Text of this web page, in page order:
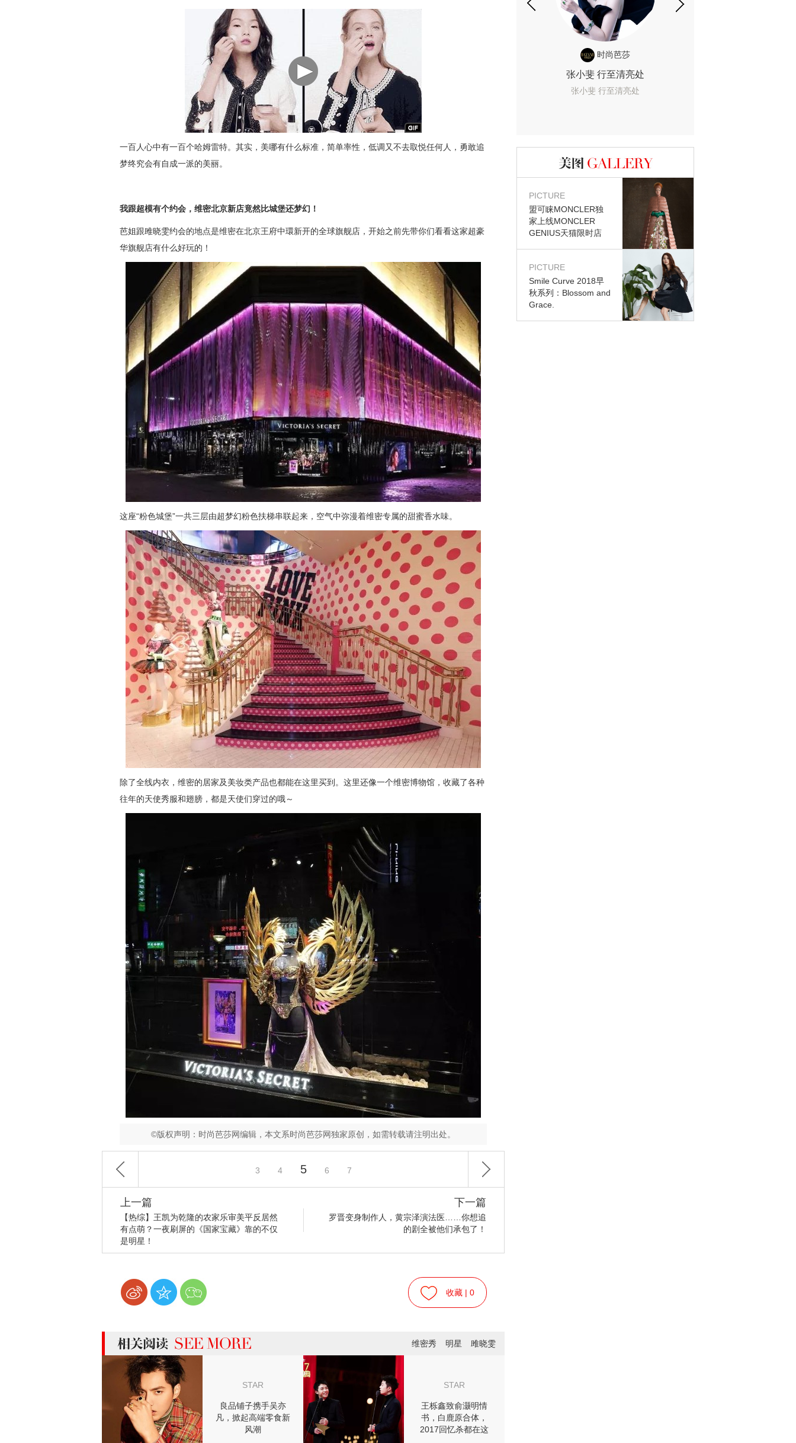
一百人心中有一百个哈姆雷特。其实，美哪有什么标准，简单率性，低调又不去取悦任何人，勇敢追
梦终究会有自成一派的美丽。
我跟超模有个约会，维密北京新店竟然比城堡还梦幻！
芭姐跟雎晓雯约会的地点是维密在北京王府中環新开的全球旗舰店，开始之前先带你们看看这家超豪
华旗舰店有什么好玩的！
这座“粉色城堡”一共三层由超梦幻粉色扶梯串联起来，空气中弥漫着维密专属的甜蜜香水味。
除了全线内衣，维密的居家及美妆类产品也都能在这里买到。这里还像一个维密博物馆，收藏了各种
往年的天使秀服和翅膀，都是天使们穿过的哦～
©版权声明：时尚芭莎网编辑，本文系时尚芭莎网独家原创，如需转载请注明出处。
3 4 5 6 7
上一篇
【热综】王凯为乾隆的农家乐审美平反居然
有点萌？一夜刷屏的《国家宝藏》靠的不仅
是明星！
下一篇
罗晋变身制作人，黄宗泽演法医……你想追
的剧全被他们承包了！
收藏 | 0
维密秀 明星 雎晓雯
STAR
良品铺子携手吴亦
凡，掀起高端零食新
风潮
STAR
王栎鑫致俞灏明情
书，白鹿原合体，
2017回忆杀都在这
时尚芭莎
张小斐 行至清亮处
张小斐 行至清亮处
图库
PICTURE
盟可睐MONCLER独
家上线MONCLER
GENIUS天猫限时店
PICTURE
Smile Curve 2018早
秋系列：Blossom and
Grace.